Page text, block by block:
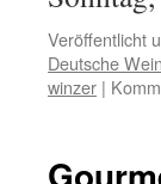
Veröffentlicht
Deutsche
winzer |